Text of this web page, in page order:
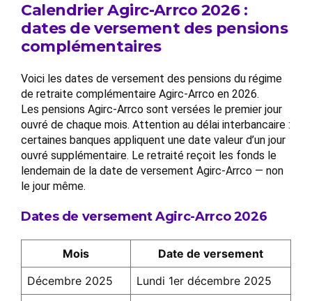
Calendrier Agirc-Arrco 2026 :
dates de versement des pensions
complémentaires
Voici les dates de versement des pensions du régime
de retraite complémentaire Agirc-Arrco en 2026.
Les pensions Agirc-Arrco sont versées le premier jour
ouvré de chaque mois. Attention au délai interbancaire :
certaines banques appliquent une date valeur d’un jour
ouvré supplémentaire. Le retraité reçoit les fonds le
lendemain de la date de versement Agirc-Arrco — non
le jour même.
Dates de versement Agirc-Arrco 2026
Mois
Date de versement
Décembre 2025
Lundi 1er décembre 2025